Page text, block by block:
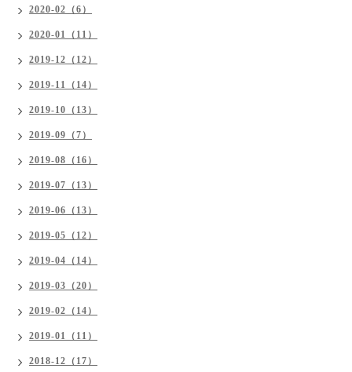
2020-02（6）
2020-01（11）
2019-12（12）
2019-11（14）
2019-10（13）
2019-09（7）
2019-08（16）
2019-07（13）
2019-06（13）
2019-05（12）
2019-04（14）
2019-03（20）
2019-02（14）
2019-01（11）
2018-12（17）